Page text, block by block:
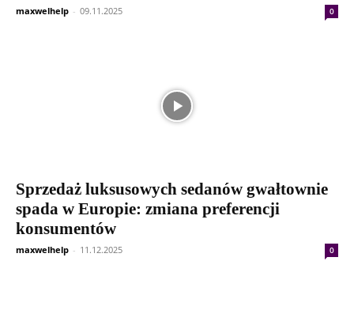
maxwelhelp - 09.11.2025 0
Sprzedaż luksusowych sedanów gwałtownie
spada w Europie: zmiana preferencji
konsumentów
maxwelhelp - 11.12.2025 0